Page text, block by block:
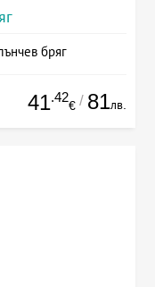
бряг
41.42
€ / 81лв.